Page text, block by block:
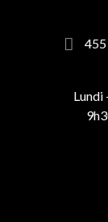
455
Lundi